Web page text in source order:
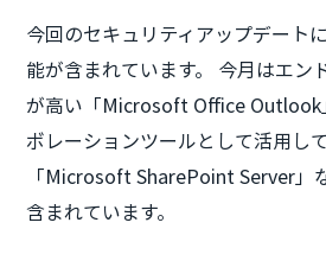
今回のセキュリティアップデート
能が含まれています。 今月はエン
が高い「Microsoft Office Outlook
ボレーションツールとして活用し
「Microsoft SharePoint Server」
含まれています。